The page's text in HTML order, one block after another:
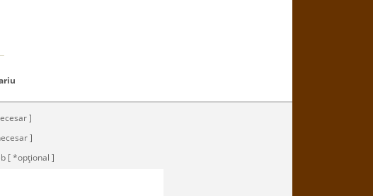
]
]
[ *opţional ]